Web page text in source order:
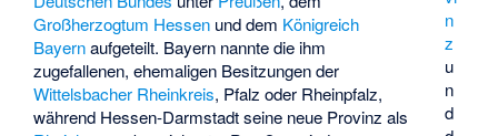
n
z
u
n
d
Großherzogtum Hessen und dem Königreich
Bayernaufgeteilt. Bayern nannte die ihm
zugefallenen, ehemaligen Besitzungen der
Wittelsbacher Rheinkreis, Pfalz oder Rheinpfalz,
während Hessen-Darmstadt seine neue Provinz als